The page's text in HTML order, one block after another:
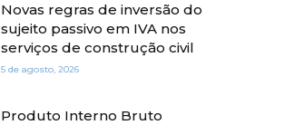
Novas regras de inversão do
sujeito passivo em IVA nos
serviços de construção civil
5 de agosto, 2026
Produto Interno Bruto